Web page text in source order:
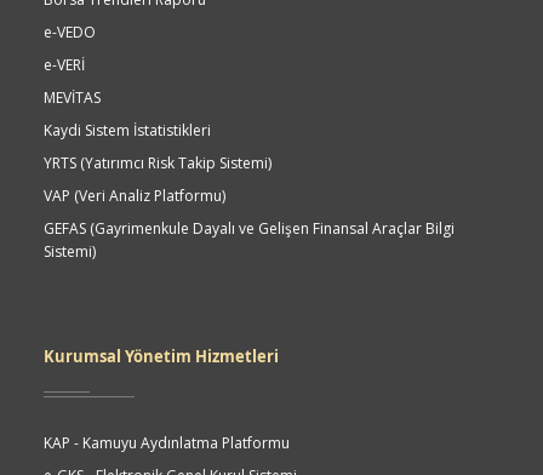
e-VEDO
e-VERİ
MEVİTAS
Kaydi Sistem İstatistikleri
YRTS (Yatırımcı Risk Takip Sistemi)
VAP (Veri Analiz Platformu)
GEFAS (Gayrimenkule Dayalı ve Gelişen Finansal Araçlar Bilgi
Sistemi)
Kurumsal Yönetim Hizmetleri
KAP - Kamuyu Aydınlatma Platformu